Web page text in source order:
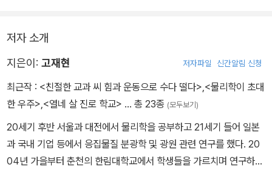
나는 되먹임 효과의 결실이 바로 이 책이다. 고재현 교수가 SNS에
올리는 멋진 하늘 사진들의 오랜 열광자인 내가 오래 기다린 책이다.
동안의 우왕좌왕 여행 끝에 태양 표면에 도달한다. 그리고 8분 뒤, 드
디어 우리 눈에 도달한다. 태양을 벗어난 그 수많은 빛알 중 극히 일부
만이 지구를 향하고, 그중 극히 일부가 지금 이 순간 내 눈에 도달한
다. 대기 중에서 산란된 빛알 하나가 내 눈의 수정체를 통과해 방금 망
막에 닿았다. 내 마음은 멋진 파란 하늘에 닿는다. 방금 닿은 빛알 하
저자 소개
지은이: 고재현 저자파일 신간알림 신청
최근작 : <친절한 교과 씨 힘과 운동으로 수다 떨다> <물리학이 초대
한 우주> <열네 살 진로 학교> … 총 23종 (모두보기)
20세기 후반 서울과 대전에서 물리학을 공부하고 21세기 들어 일본
과 국내 기업 등에서 응집물질 분광학 및 광원 관련 연구를 했다. 20
04년 가을부터 춘천의 한림대학교에서 학생들을 가르치며 연구하고